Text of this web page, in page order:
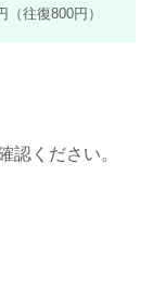
（往復800円）
認ください。